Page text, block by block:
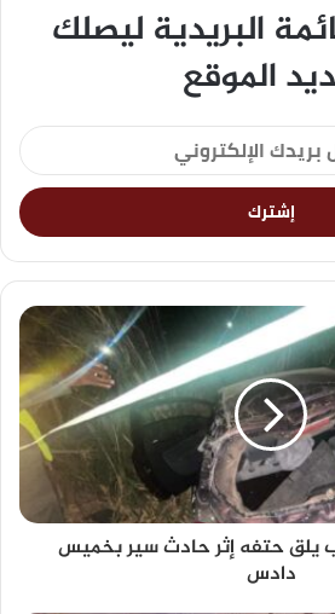
البريدية ليصلك
الموقع
حتفه إثر حادث سير بخميس
دادس